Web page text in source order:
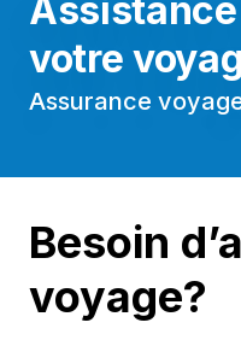
votre
Assurance
Besoin
voyage?